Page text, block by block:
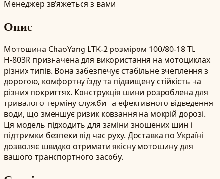
Менеджер зв’яжеться з вами
Опис
Мотошина ChaoYang LTK-2 розміром 100/80-18 TL
Н-803R призначена для використання на мотоциклах
різних типів. Вона забезпечує стабільне зчеплення з
дорогою, комфортну їзду та підвищену стійкість на
різних покриттях. Конструкція шини розроблена для
тривалого терміну служби та ефективного відведення
води, що зменшує ризик ковзання на мокрій дорозі.
Ця модель підходить для заміни зношених шин і
підтримки безпеки під час руху. Доставка по Україні
дозволяє швидко отримати якісну мотошину для
вашого транспортного засобу.